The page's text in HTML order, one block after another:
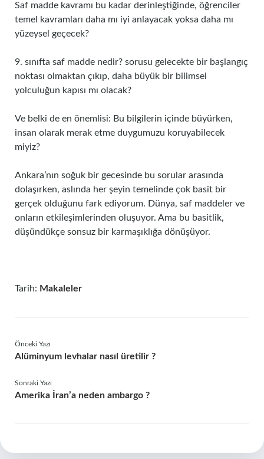
Saf madde kavramı bu kadar derinleştiğinde, öğrenciler
temel kavramları daha mı iyi anlayacak yoksa daha mı
yüzeysel geçecek?
9. sınıfta saf madde nedir? sorusu gelecekte bir başlangıç
noktası olmaktan çıkıp, daha büyük bir bilimsel
yolculuğun kapısı mı olacak?
Ve belki de en önemlisi: Bu bilgilerin içinde büyürken,
insan olarak merak etme duygumuzu koruyabilecek
miyiz?
Ankara’nın soğuk bir gecesinde bu sorular arasında
dolaşırken, aslında her şeyin temelinde çok basit bir
gerçek olduğunu fark ediyorum. Dünya, saf maddeler ve
onların etkileşimlerinden oluşuyor. Ama bu basitlik,
düşündükçe sonsuz bir karmaşıklığa dönüşüyor.
Tarih: Makaleler
Önceki Yazı
Alüminyum levhalar nasıl üretilir ?
Sonraki Yazı
Amerika İran’a neden ambargo ?